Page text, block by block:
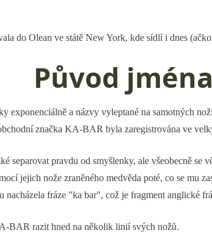
do Olean ve státě New York, kde sídlí i dnes
Původ jména
exponenciálně a názvy vyleptané na samotných
značka KA-BAR byla zaregistrována ve
separovat pravdu od smyšlenky, ale všeobecně
jejich nože zraněného medvěda poté, co se mu
nacházela fráze "ka bar", což je fragment anglické
BAR razit hned na několik linií svých nožů.